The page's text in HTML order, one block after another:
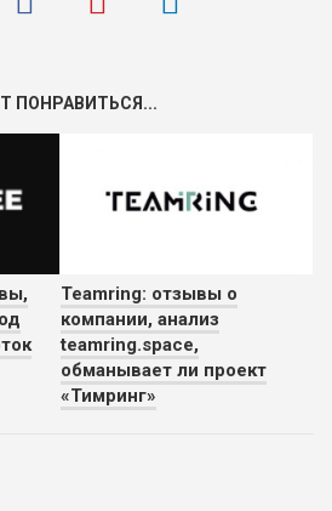
ПОНРАВИТЬСЯ...
Teamring: отзывы о
компании, анализ
teamring.space,
обманывает ли проект
«Тимринг»